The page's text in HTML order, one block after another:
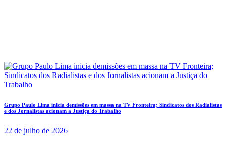
Grupo Paulo Lima inicia demissões em massa na TV Fronteira; Sindicatos dos Radialistas
e dos Jornalistas acionam a Justiça do Trabalho
22 de julho de 2026